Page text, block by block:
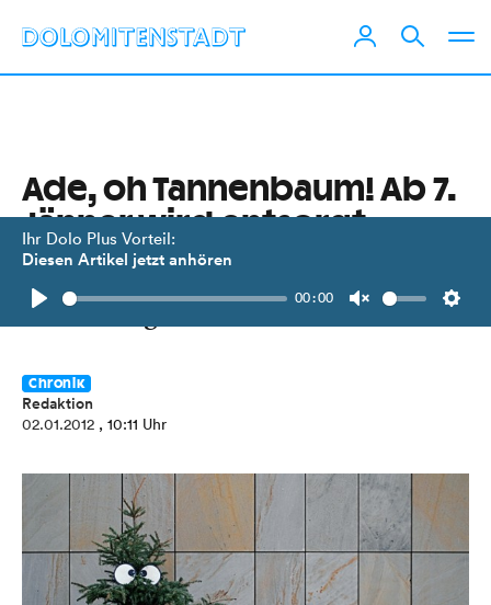
Ihr Dolo Plus Vorteil:
Diesen Artikel jetzt anhören
Play
00:00
Unmute
Ade, oh Tannenbaum! Ab 7.
Jänner wird entsorgt
Christbäume werden in Lienz
kostenlos gesammelt und verwertet.
Chronik
Redaktion
02.01.2012 , 10:11 Uhr